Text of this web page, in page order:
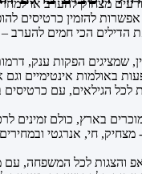
להזמין כרטיסים
הכי חמים להערב –
שמציגים הפקות ענק,
והצגות לכל המשפחה,